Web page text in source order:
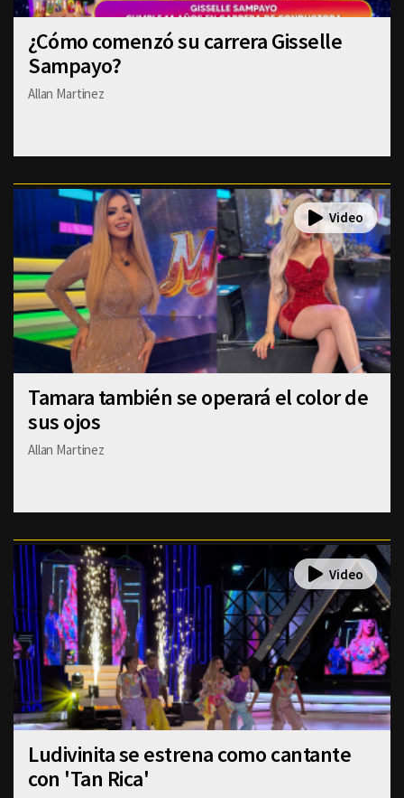
¿Cómo comenzó su carrera Gisselle
Sampayo?
Allan Martinez
Tamara también se operará el color de
sus ojos
Allan Martinez
Ludivinita se estrena como cantante
con 'Tan Rica'